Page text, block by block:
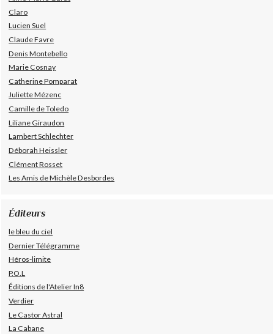
Claro
Lucien Suel
Claude Favre
Denis Montebello
Marie Cosnay
Catherine Pomparat
Juliette Mézenc
Camille de Toledo
Liliane Giraudon
Lambert Schlechter
Déborah Heissler
Clément Rosset
Les Amis de Michèle Desbordes
Éditeurs
le bleu du ciel
Dernier Télégramme
Héros-limite
P.O.L
Éditions de l'Atelier In8
Verdier
Le Castor Astral
La Cabane